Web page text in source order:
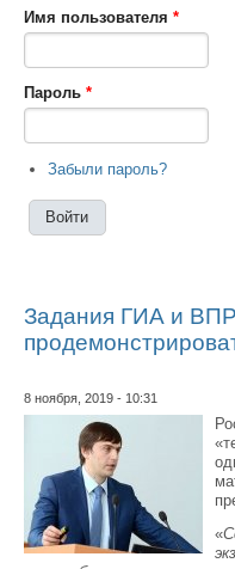
Имя пользователя *
Пароль *
Забыли пароль?
Задания ГИА и ВПР
8 ноября, 2019 - 10:31
«